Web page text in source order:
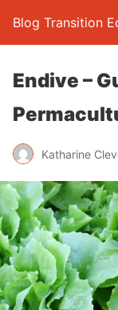
Blog Transition
Endive –
Katharine